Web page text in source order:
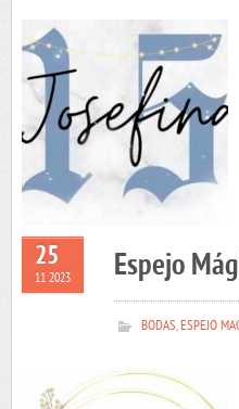
25
11 2023 Espejo
BODAS,ESPEJO